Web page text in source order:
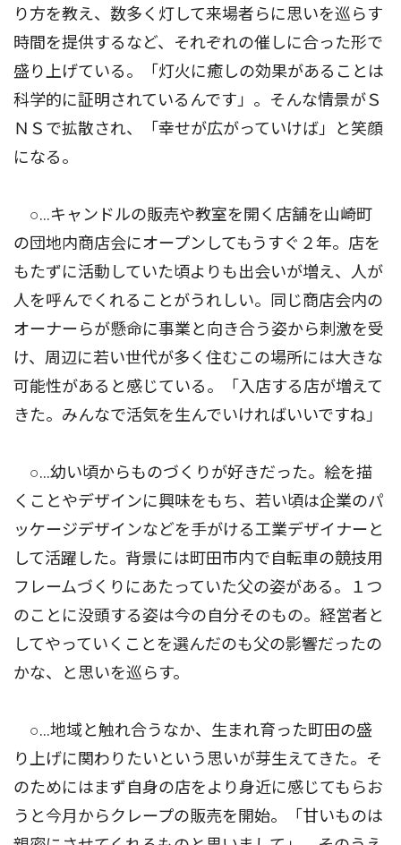
り方を教え、数多く灯して来場者らに思いを巡らす
時間を提供するなど、それぞれの催しに合った形で
盛り上げている。「灯火に癒しの効果があることは
科学的に証明されているんです」。そんな情景がＳ
ＮＳで拡散され、「幸せが広がっていけば」と笑顔
になる。
○…キャンドルの販売や教室を開く店舗を山崎町
の団地内商店会にオープンしてもうすぐ２年。店を
もたずに活動していた頃よりも出会いが増え、人が
人を呼んでくれることがうれしい。同じ商店会内の
オーナーらが懸命に事業と向き合う姿から刺激を受
け、周辺に若い世代が多く住むこの場所には大きな
可能性があると感じている。「入店する店が増えて
きた。みんなで活気を生んでいければいいですね」
○…幼い頃からものづくりが好きだった。絵を描
くことやデザインに興味をもち、若い頃は企業のパ
ッケージデザインなどを手がける工業デザイナーと
して活躍した。背景には町田市内で自転車の競技用
フレームづくりにあたっていた父の姿がある。１つ
のことに没頭する姿は今の自分そのもの。経営者と
してやっていくことを選んだのも父の影響だったの
かな、と思いを巡らす。
○…地域と触れ合うなか、生まれ育った町田の盛
り上げに関わりたいという思いが芽生えてきた。そ
のためにはまず自身の店をより身近に感じてもらお
うと今月からクレープの販売を開始。「甘いものは